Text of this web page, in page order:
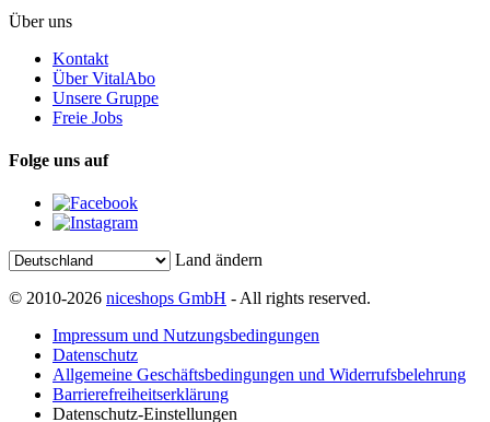
Über uns
Kontakt
Über VitalAbo
Unsere Gruppe
Freie Jobs
Folge uns auf
Land ändern
© 2010-2026 niceshops GmbH - All rights reserved.
Impressum und Nutzungsbedingungen
Datenschutz
Allgemeine Geschäftsbedingungen und Widerrufsbelehrung
Barrierefreiheitserklärung
Datenschutz-Einstellungen